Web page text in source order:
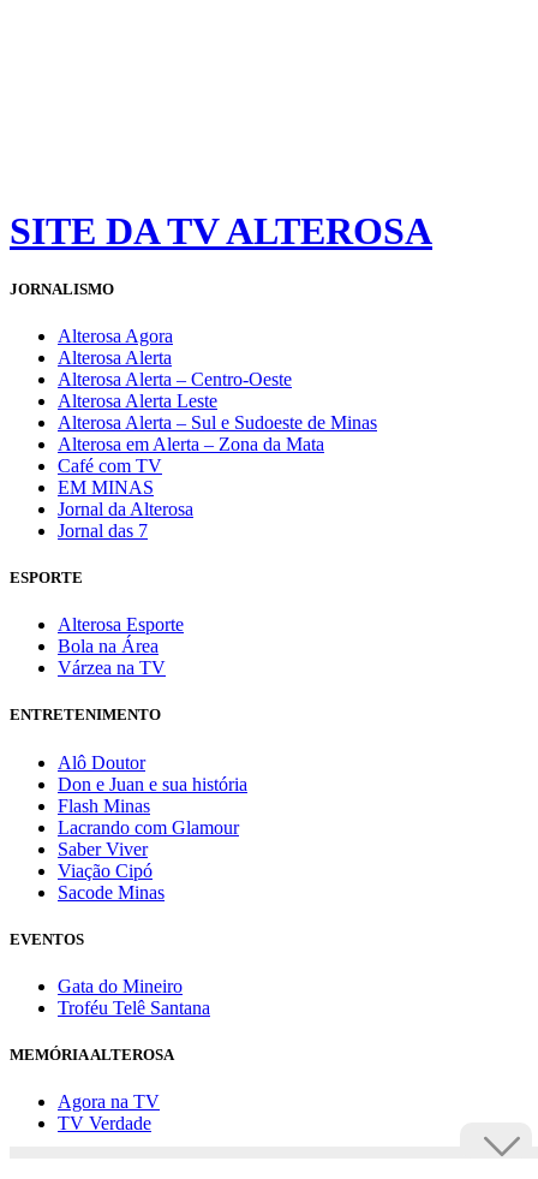
SITE DA TV ALTEROSA
JORNALISMO
Alterosa Agora
Alterosa Alerta
Alterosa Alerta – Centro-Oeste
Alterosa Alerta Leste
Alterosa Alerta – Sul e Sudoeste de Minas
Alterosa em Alerta – Zona da Mata
Café com TV
EM MINAS
Jornal da Alterosa
Jornal das 7
ESPORTE
Alterosa Esporte
Bola na Área
Várzea na TV
ENTRETENIMENTO
Alô Doutor
Don e Juan e sua história
Flash Minas
Lacrando com Glamour
Saber Viver
Viação Cipó
Sacode Minas
EVENTOS
Gata do Mineiro
Troféu Telê Santana
MEMÓRIA ALTEROSA
Agora na TV
TV Verdade